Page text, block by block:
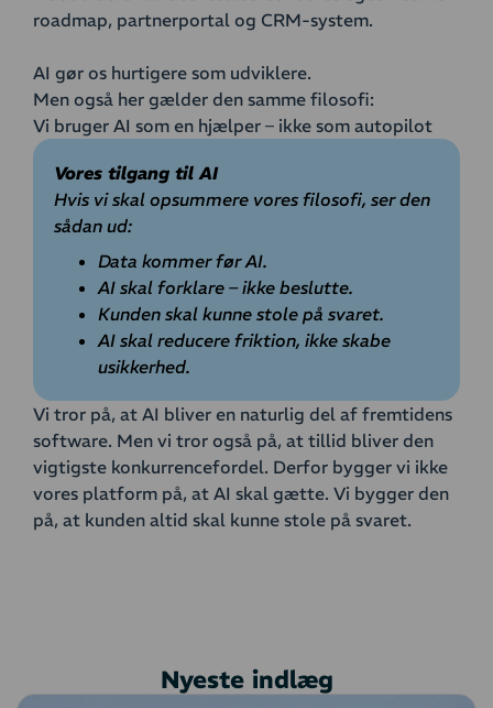
roadmap, partnerportal og CRM-system.
AI gør os hurtigere som udviklere.
Men også her gælder den samme filosofi:
Vi bruger AI som en hjælper – ikke som autopilot
Vores tilgang til AI
Hvis vi skal opsummere vores filosofi, ser den
sådan ud:
Data kommer før AI.
AI skal forklare – ikke beslutte.
Kunden skal kunne stole på svaret.
AI skal reducere friktion, ikke skabe
usikkerhed.
Vi tror på, at AI bliver en naturlig del af fremtidens
software. Men vi tror også på, at tillid bliver den
vigtigste konkurrencefordel. Derfor bygger vi ikke
vores platform på, at AI skal gætte. Vi bygger den
på, at kunden altid skal kunne stole på svaret.
Nyeste indlæg